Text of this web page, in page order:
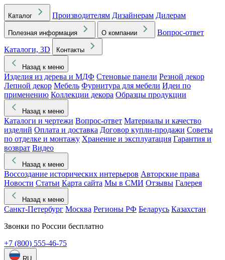
Каталог Производителям Дизайнерам Дилерам
Полезная информация О компании
Вопрос-ответ
Каталоги, 3D
Контакты
Назад к меню
Изделия из дерева и МДФ Стеновые панели Резной декор
Лепной декор Мебель Фурнитура для мебели Идеи по
применению Коллекции декора Образцы продукции
Назад к меню
Каталоги и чертежи Вопрос-ответ Материалы и качество
изделий Оплата и доставка Договор купли-продажи Советы
по отделке и монтажу Хранение и эксплуатация Гарантия и
возврат Видео
Назад к меню
Воссоздание исторических интерьеров Авторские права
Новости Статьи Карта сайта Мы в СМИ Отзывы Галерея
Назад к меню
Санкт-Петербург Москва Регионы РФ Беларусь Казахстан
Звонки по России бесплатно
+7 (800) 555-46-75